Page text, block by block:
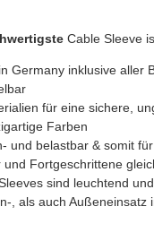
Cable Sleeve
Germany inklusive aller
für eine sichere,
Farben
und belastbar & somit
und Fortgeschrittene
sind leuchtend
, als auch Außeneinsatz